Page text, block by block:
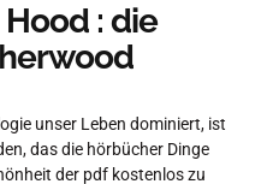
: die
unser Leben dominiert, ist
das die hörbücher Dinge
der pdf kostenlos zu